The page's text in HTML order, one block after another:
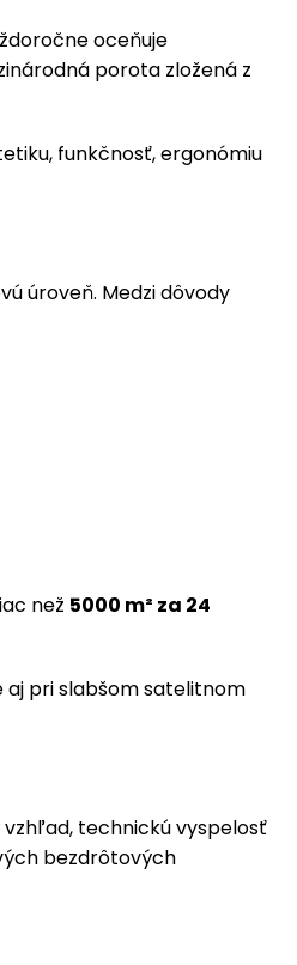
oceňuje
porota zložená z
funkčnosť, ergonómiu
úroveň. Medzi dôvody
než 5000 m² za 24
pri slabšom satelitnom
vzhľad, technickú vyspelosť
bezdrôtových